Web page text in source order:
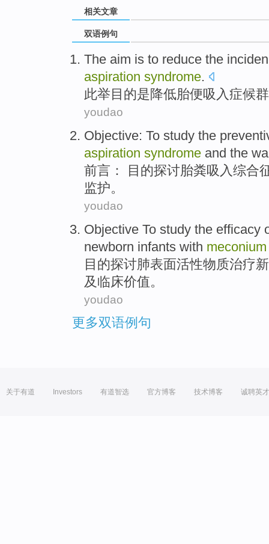
相关文章
双语例句
The aim is to reduce the
aspiration syndrome.
此举目的是降低胎便吸入症候群
youdao
Objective: To study the
aspiration syndrome and the
前言 ： 目的探讨胎粪吸入综合
监护。
youdao
Objective To study the efficacy
newborn infants with meconium
目的探讨肺表面活性物质治疗
及临床价值。
youdao
更多双语例句
关于有道 Investors 有道智选 官方博客 技术博客 诚聘英才